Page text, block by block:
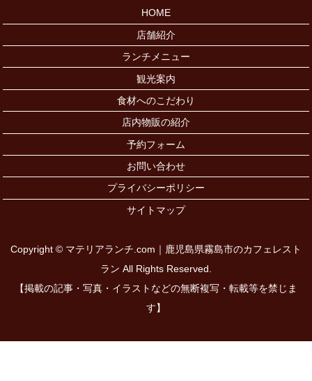
HOME
店舗紹介
ランチメニュー
観光案内
食材へのこだわり
店内物販の紹介
予約フォーム
お問い合わせ
プライバシーポリシー
サイトマップ
Copyright © マテリアランチ.com｜鹿児島県霧島市のカフェレスト
ラン All Rights Reserved.
【掲載の記事・写真・イラストなどの無断複写・転載等を禁じま
す】